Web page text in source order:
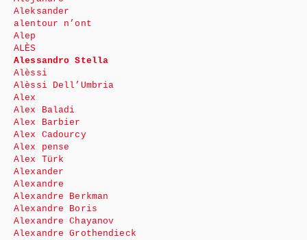
Aleksander
alentour n’ont
Alep
ALÈS
Alessandro Stella
Alèssi
Alèssi Dell’Umbria
Alex
Alex Baladi
Alex Barbier
Alex Cadourcy
Alex pense
Alex Türk
Alexander
Alexandre
Alexandre Berkman
Alexandre Boris
Alexandre Chayanov
Alexandre Grothendieck